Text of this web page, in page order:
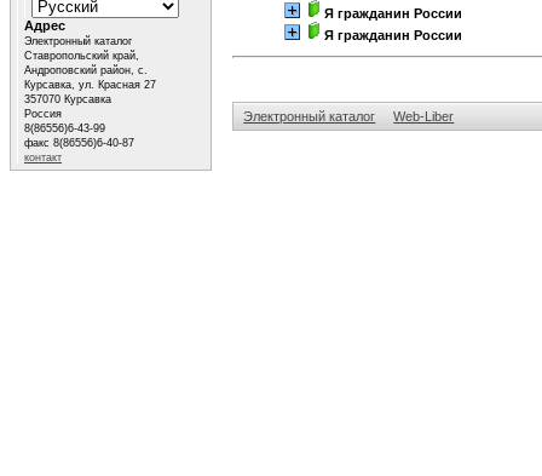
Я гражданин России
Я гражданин России
Электронный каталог Web-Liber
Адрес
Электронный каталог
Ставропольский край,
Андроповский район, с.
Курсавка, ул. Красная 27
357070 Курсавка
Россия
8(86556)6-43-99
факс 8(86556)6-40-87
контакт